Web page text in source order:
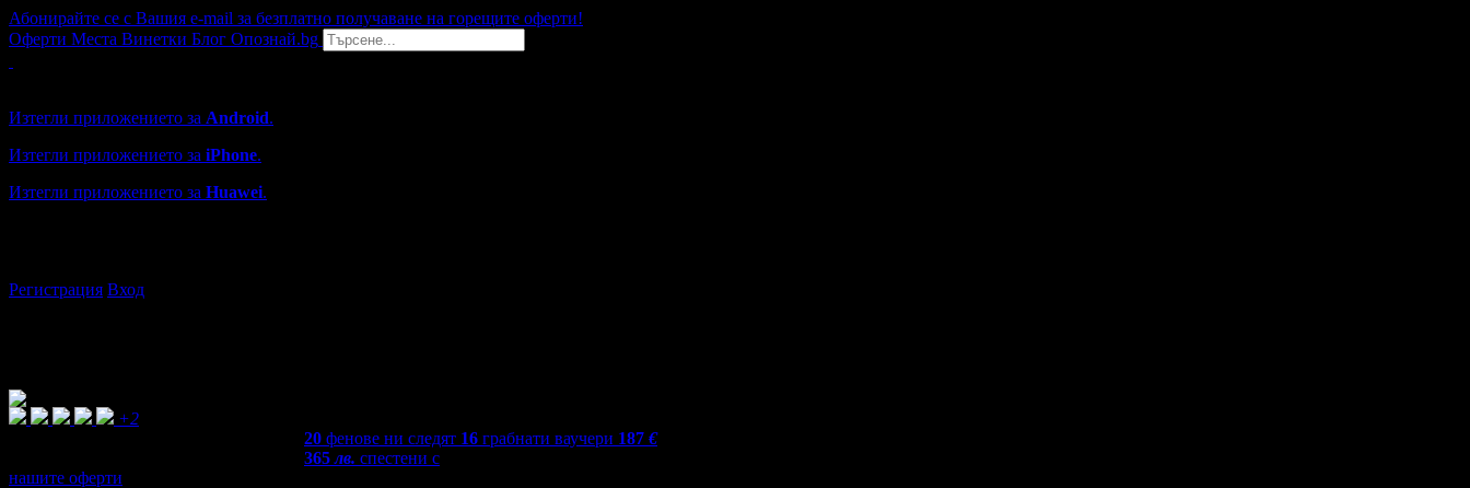
Абонирайте се с Вашия e-mail за безплатно получаване на горещите оферти!
Оферти Места Винетки Блог Опознай.bg
Изтегли приложението за Android.
Изтегли приложението за iPhone.
Изтегли приложението за Huawei.
Регистрация Вход
+2
20 фенове ни следят 16 грабнати ваучери 187 €
365лв. спестени с
нашите оферти